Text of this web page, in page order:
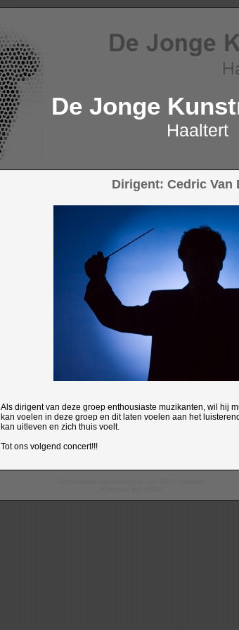
De Jonge
Haaltert
Dirigent: Cedric Van
Als dirigent van deze groep enthousiaste muzikanten, wil hij
kan voelen in deze groep en dit laten voelen aan het
kan uitleven en zich thuis voelt.
Tot ons volgend concert!!!